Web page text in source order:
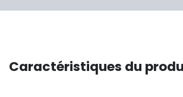
Caractéristiques du